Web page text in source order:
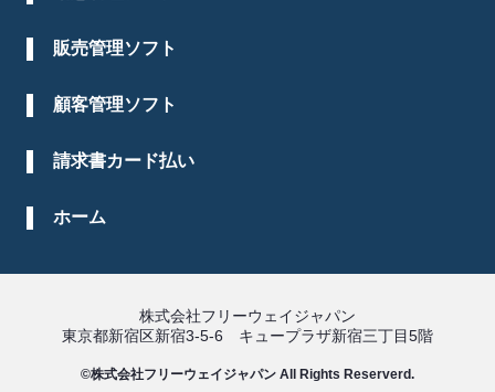
販売管理ソフト
顧客管理ソフト
請求書カード払い
ホーム
株式会社フリーウェイジャパン
東京都新宿区新宿3-5-6 キュープラザ新宿三丁目5階
©株式会社フリーウェイジャパン All Rights Reserverd.